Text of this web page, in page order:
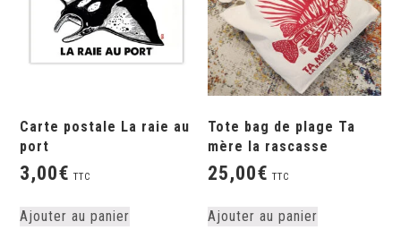
Carte postale La raie au
port
3,00€ TTC
Ajouter au panier
Tote bag de plage Ta
mère la rascasse
25,00€ TTC
Ajouter au panier